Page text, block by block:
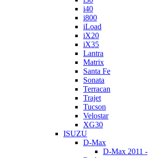
i40
i800
iLoad
iX20
iX35
Lantra
Matrix
Santa Fe
Sonata
Terracan
Trajet
Tucson
Velostar
XG30
ISUZU
D-Max
D-Max 2011 -